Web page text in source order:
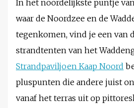
In het noordelijkste puntje
waar de Noordzee en de
tegenkomen, vind je een van
strandtenten van het
Strandpaviljoen Kaap Noord
pluspunten die andere juist
vanaf het terras uit op